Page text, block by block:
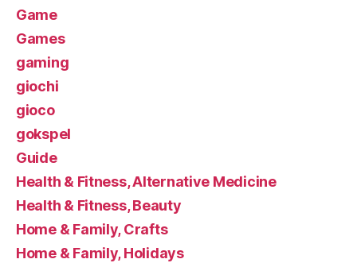
Game
Games
gaming
giochi
gioco
gokspel
Guide
Health & Fitness, Alternative Medicine
Health & Fitness, Beauty
Home & Family, Crafts
Home & Family, Holidays